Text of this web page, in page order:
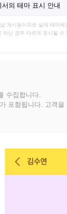
서의 테마 표시 안내
게시용이므로 실제 테마
아닌 경우 다르게 표시될 수
수집합니다.
포함됩니다. 고객